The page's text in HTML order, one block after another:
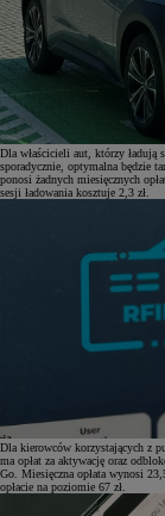
Dla właścicieli aut, którzy ładują
sporadycznie, optymalna będzie
ponosi żadnych miesięcznych
sesji ładowania kosztuje 2,3 zł.
Dla kierowców korzystających z
ma opłat za aktywację oraz
Go. Miesięczna opłata wynosi
opłacie na poziomie 67 zł.